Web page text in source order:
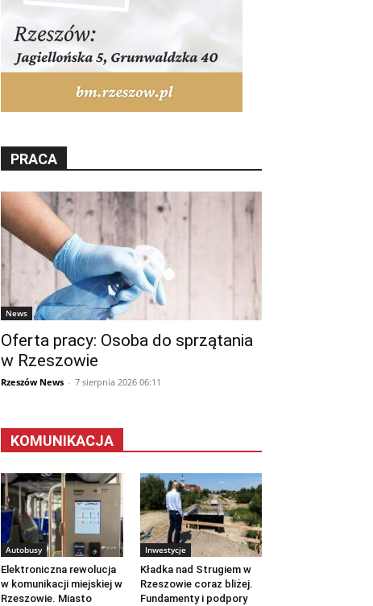
PRACA
News
Oferta pracy: Osoba do sprzątania
w Rzeszowie
Rzeszów News - 7 sierpnia 2026 06:11
KOMUNIKACJA
Autobusy
Elektroniczna rewolucja
w komunikacji miejskiej w
Rzeszowie. Miasto
Inwestycje
Kładka nad Strugiem w
Rzeszowie coraz bliżej.
Fundamenty i podpory